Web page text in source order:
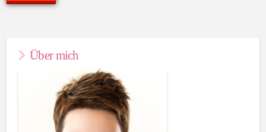
Über mich